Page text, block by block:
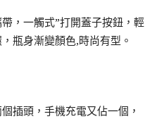
，一觸式”打開蓋子按鈕，輕
瓶身漸變顏色,時尚有型。
插頭，手機充電又佔一個，